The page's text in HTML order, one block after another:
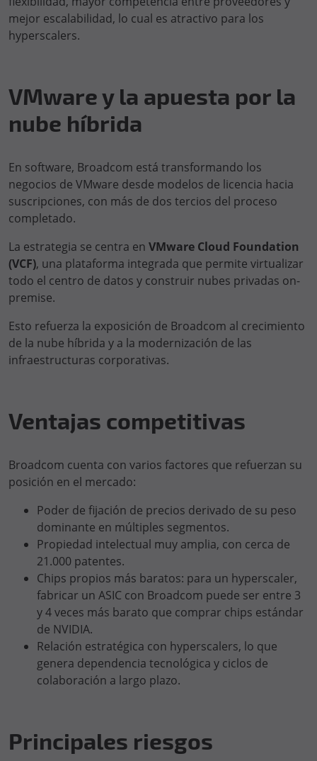
mejor escalabilidad, lo cual es atractivo para los
hyperscalers.
VMware y la apuesta por la
nube híbrida
En software, Broadcom está transformando los
negocios de VMware desde modelos de licencia hacia
suscripciones, con más de dos tercios del proceso
completado.
La estrategia se centra en VMware Cloud Foundation
(VCF), una plataforma integrada que permite virtualizar
todo el centro de datos y construir nubes privadas on-
premise.
Esto refuerza la exposición de Broadcom al crecimiento
de la nube híbrida y a la modernización de las
infraestructuras corporativas.
Ventajas competitivas
Broadcom cuenta con varios factores que refuerzan su
posición en el mercado:
Poder de fijación de precios derivado de su peso
dominante en múltiples segmentos.
Propiedad intelectual muy amplia, con cerca de
21.000 patentes.
Chips propios más baratos: para un hyperscaler,
fabricar un ASIC con Broadcom puede ser entre 3
y 4 veces más barato que comprar chips estándar
de NVIDIA.
Relación estratégica con hyperscalers, lo que
genera dependencia tecnológica y ciclos de
colaboración a largo plazo.
Principales riesgos